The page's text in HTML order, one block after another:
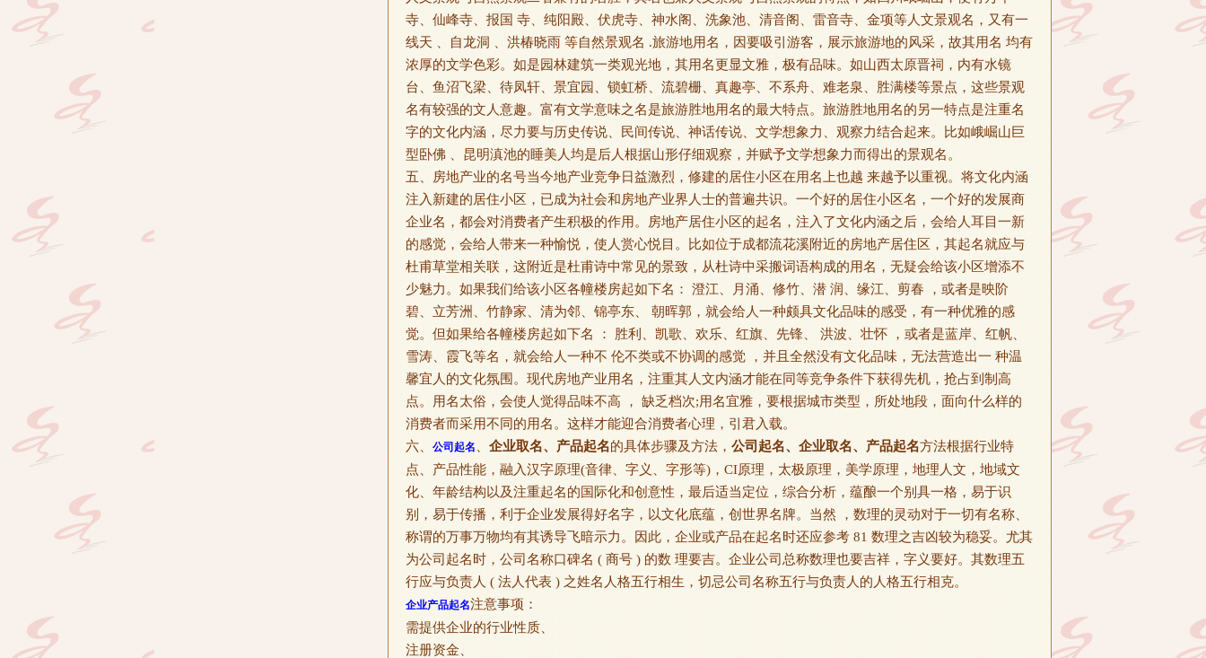
寺、仙峰寺、报国 寺、纯阳殿、伏虎寺、神水阁、洗象池、清音阁、雷音寺、金项等人文景观名，又有一
线天 、自龙洞 、洪椿晓雨 等自然景观名 .旅游地用名，因要吸引游客，展示旅游地的风采，故其用名 均有
浓厚的文学色彩。如是园林建筑一类观光地，其用名更显文雅，极有品味。如山西太原晋祠，内有水镜
台、鱼沼飞梁、待凤轩、景宜园、锁虹桥、流碧栅、真趣亭、不系舟、难老泉、胜满楼等景点，这些景观
名有较强的文人意趣。富有文学意味之名是旅游胜地用名的最大特点。旅游胜地用名的另一特点是注重名
字的文化内涵，尽力要与历史传说、民间传说、神话传说、文学想象力、观察力结合起来。比如峨崛山巨
型卧佛 、昆明滇池的睡美人均是后人根据山形仔细观察，并赋予文学想象力而得出的景观名。
五、房地产业的名号当今地产业竞争日益激烈，修建的居住小区在用名上也越 来越予以重视。将文化内涵
注入新建的居住小区，已成为社会和房地产业界人士的普遍共识。一个好的居住小区名，一个好的发展商
企业名，都会对消费者产生积极的作用。房地产居住小区的起名，注入了文化内涵之后，会给人耳目一新
的感觉，会给人带来一种愉悦，使人赏心悦目。比如位于成都流花溪附近的房地产居住区，其起名就应与
杜甫草堂相关联，这附近是杜甫诗中常见的景致，从杜诗中采搬词语构成的用名，无疑会给该小区增添不
少魅力。如果我们给该小区各幢楼房起如下名： 澄江、月涌、修竹、潜 润、缘江、剪春 ，或者是映阶
碧、立芳洲、竹静家、清为邻、锦亭东、 朝晖郭，就会给人一种颇具文化品味的感受，有一种优雅的感
觉。但如果给各幢楼房起如下名 ： 胜利、凯歌、欢乐、红旗、先锋、 洪波、壮怀 ，或者是蓝岸、红帆、
雪涛、霞飞等名，就会给人一种不 伦不类或不协调的感觉 ，并且全然没有文化品味，无法营造出一 种温
馨宜人的文化氛围。现代房地产业用名，注重其人文内涵才能在同等竞争条件下获得先机，抢占到制高
点。用名太俗，会使人觉得品味不高 ， 缺乏档次;用名宜雅，要根据城市类型，所处地段，面向什么样的
消费者而采用不同的用名。这样才能迎合消费者心理，引君入载。
六、 公司起名 企业取名、产品起名的具体步骤及方法， 公司起名、企业取名、产品起名方法根据行业特
点、产品性能，融入汉字原理(音律、字义、字形等)，CI原理，太极原理，美学原理，地理人文，地域文
化、年龄结构以及注重起名的国际化和创意性，最后适当定位，综合分析，蕴酿一个别具一格，易于识
别，易于传播，利于企业发展得好名字，以文化底蕴，创世界名牌。当然 ，数理的灵动对于一切有名称、
称谓的万事万物均有其诱导飞暗示力。因此，企业或产品在起名时还应参考 81 数理之吉凶较为稳妥。尤其
为公司起名时，公司名称口碑名 ( 商号 ) 的数 理要吉。企业公司总称数理也要吉祥，字义要好。其数理五
行应与负责人 ( 法人代表 ) 之姓名人格五行相生，切忌公司名称五行与负责人的人格五行相克。
企业产品起名注意事项：
需提供企业的行业性质、
注册资金、